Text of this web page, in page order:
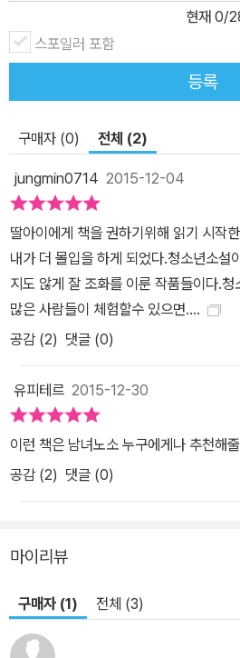
예민한 여고생들의 우정 사이에서 미묘
도무지 스토리가 없단 말이지.’를 외칠 만
게 사랑받으며 걱정 없이 살아온 지원.
으로 지원해 주는 부모님이 있고, 학교에
뒤로 지원이의 마음은 싱숭생숭하다. 혜
수 있을 것 같아서. 다만 단짝처럼 붙어
지원이와 반대로 소영이는 어려운 가정
맏딸이다. 어렸을 때부터 동생들 뒤치다
른 또래 아이들처럼 마음껏 놀아 보지도
다. 부모님의 잦은 다툼과 동생들의 싸움
했던 소영이는 마음속에 담아둔 이야기
아이다. 그런 소영이는 베스트 프렌드 지
생각했다. 그런데 혜서가 오고부터 상처
게 점점 마음이 끌린다. 특유의 신비로운
언제나 인기가 많았던 혜서는 남들에게
을 좋아하던 아이에게 본의 아니게 상처
서 때문에 자살을 시도했고 혜서는 전 학
을 열지 않으리라 다짐했는데, 새 학교
자꾸 신경 쓰인다. 지원이가 적극적으로 혜서와 친해지려 하면서 혜
서는 둘 사이에 자연스럽게 끼게 된다.
가까워지는 소영이의 모습을 보는 지원
소영이 사이에서 알쏭달쏭 저울질을 하
현재 0/
스포일러 포함
등록
구매자 (0) 전체 (2)
jungmin0714 2015-12-04
딸아이에게 책을 권하기위해 읽기 시작
내가 더 몰입을 하게 되었다.청소년소설
지도 않게 잘 조화를 이룬 작품들이다.
많은 사람들이 체험할수 있으면....
공감 (2) 댓글 (0)
유피테르 2015-12-30
이런 책은 남녀노소 누구에게나 추천해
공감 (2) 댓글 (0)
마이리뷰
구매자 (1) 전체 (3)